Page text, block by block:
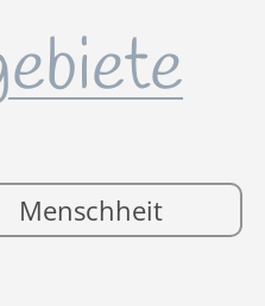
Menschheit